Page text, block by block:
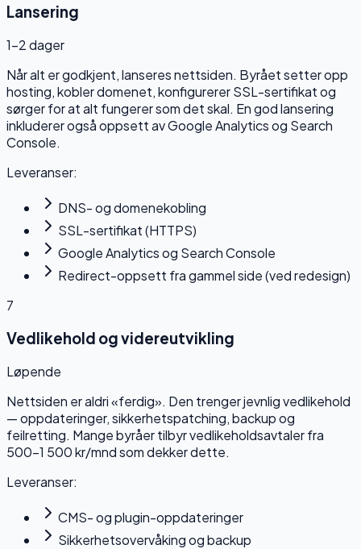
Lansering
1–2 dager
Når alt er godkjent, lanseres nettsiden. Byrået setter opp
hosting, kobler domenet, konfigurerer SSL-sertifikat og
sørger for at alt fungerer som det skal. En god lansering
inkluderer også oppsett av Google Analytics og Search
Console.
Leveranser:
DNS- og domenekobling
SSL-sertifikat (HTTPS)
Google Analytics og Search Console
Redirect-oppsett fra gammel side (ved redesign)
7
Vedlikehold og videreutvikling
Løpende
Nettsiden er aldri «ferdig». Den trenger jevnlig vedlikehold
— oppdateringer, sikkerhetspatching, backup og
feilretting. Mange byråer tilbyr vedlikeholdsavtaler fra
500–1 500 kr/mnd som dekker dette.
Leveranser:
CMS- og plugin-oppdateringer
Sikkerhetsovervåking og backup